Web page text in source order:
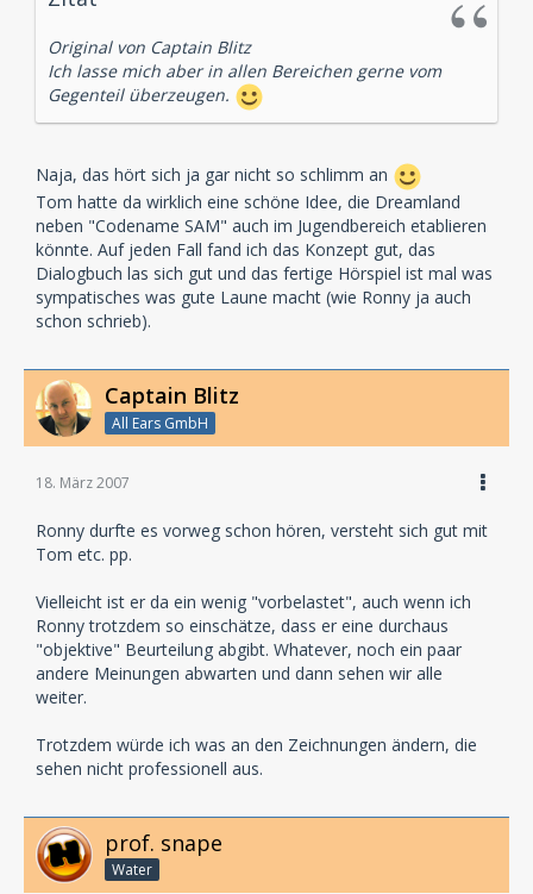
Original von Captain Blitz
Ich lasse mich aber in allen Bereichen gerne vom
Gegenteil überzeugen.
Naja, das hört sich ja gar nicht so schlimm an
Tom hatte da wirklich eine schöne Idee, die Dreamland
neben "Codename SAM" auch im Jugendbereich etablieren
könnte. Auf jeden Fall fand ich das Konzept gut, das
Dialogbuch las sich gut und das fertige Hörspiel ist mal was
sympatisches was gute Laune macht (wie Ronny ja auch
schon schrieb).
Captain Blitz
All Ears GmbH
18. März 2007
Ronny durfte es vorweg schon hören, versteht sich gut mit
Tom etc. pp.
Vielleicht ist er da ein wenig "vorbelastet", auch wenn ich
Ronny trotzdem so einschätze, dass er eine durchaus
"objektive" Beurteilung abgibt. Whatever, noch ein paar
andere Meinungen abwarten und dann sehen wir alle
weiter.
Trotzdem würde ich was an den Zeichnungen ändern, die
sehen nicht professionell aus.
prof. snape
Water